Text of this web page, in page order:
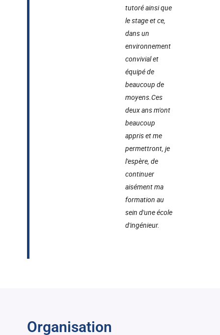
tutoré ainsi que
le stage et ce,
dans un
environnement
convivial et
équipé de
beaucoup de
moyens.Ces
deux ans m'ont
beaucoup
appris et me
permettront, je
l'espère, de
continuer
aisément ma
formation au
sein d'une école
d'ingénieur.
Organisation